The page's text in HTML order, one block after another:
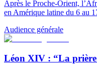
Après le Proche-Orient,
en Amérique latine du 6 au
Audience générale
Léon XIV : “La prière